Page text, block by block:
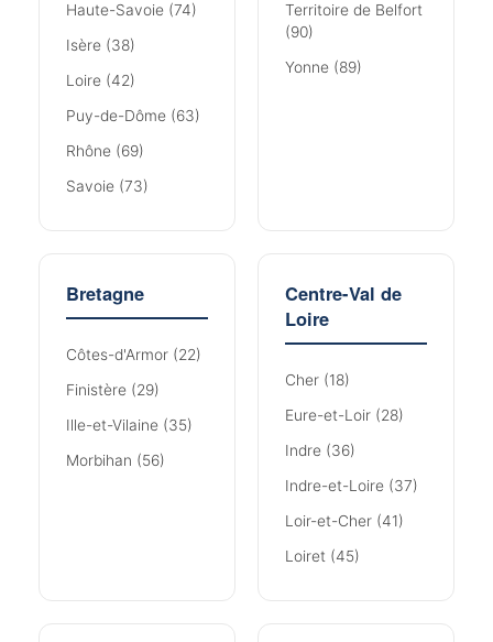
Haute-Savoie (74)
Isère (38)
Loire (42)
Puy-de-Dôme (63)
Rhône (69)
Savoie (73)
Territoire de Belfort
(90)
Yonne (89)
Bretagne
Côtes-d'Armor (22)
Finistère (29)
Ille-et-Vilaine (35)
Morbihan (56)
Centre-Val de
Loire
Cher (18)
Eure-et-Loir (28)
Indre (36)
Indre-et-Loire (37)
Loir-et-Cher (41)
Loiret (45)